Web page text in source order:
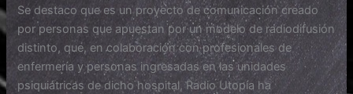
Se destaco que es un proyecto de comunicación creado
por personas que apuestan por un modelo de radiodifusión
distinto, que, en colaboración con profesionales de
enfermería y personas ingresadas en las unidades
psiquiátricas de dicho hospital, Radio Utopía ha